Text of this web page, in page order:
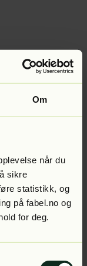
Om
når du
sikre
statistikk, og
på fabel.no og
for deg.